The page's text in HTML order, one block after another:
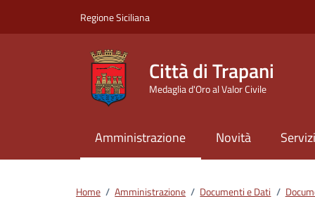
Regione Siciliana
Città di Trapani
Medaglia d'Oro al Valor Civile
Amministrazione Novità Servizi
Home / Amministrazione / Documenti e Dati /